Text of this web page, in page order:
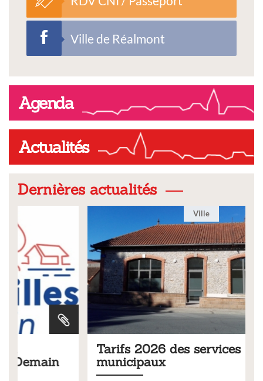
Ville de Réalmont
Agenda
Actualités
Dernières actualités
Tarifs 2026 des services
municipaux